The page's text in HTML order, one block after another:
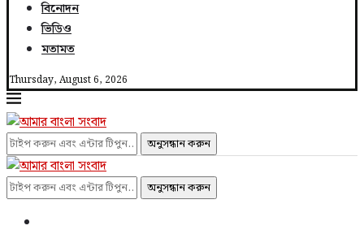
বিনোদন
ভিডিও
মতামত
Thursday, August 6, 2026
অনুসন্ধান করুন
অনুসন্ধান করুন